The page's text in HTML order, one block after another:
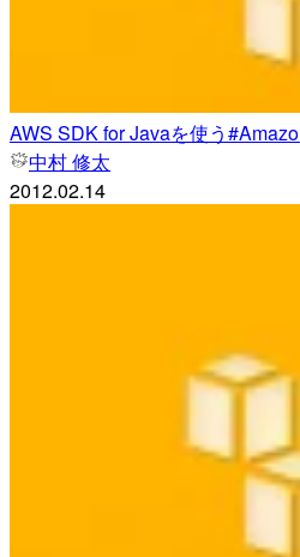
AWS SDK for Javaを使う
中村 修太
2012.02.14